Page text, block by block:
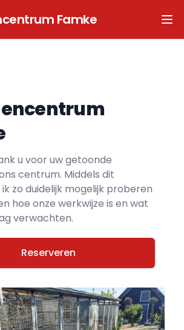
Famke
u voor uw getoonde
centrum. Middels dit
zo duidelijk mogelijk proberen
hoe onze werkwijze is en wat
verwachten.
Reserveren